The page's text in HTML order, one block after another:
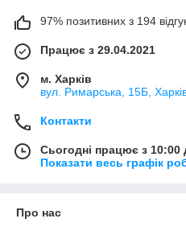
97% позитивних з 194
Працює з 29.04.2021
м. Харків
вул. Римарська, 15Б,
Контакти
Сьогодні працює з 10:00
Показати весь графік
Про нас